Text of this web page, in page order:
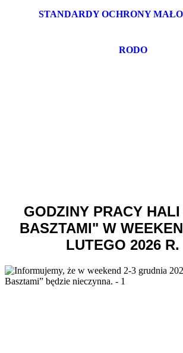
STANDARDY OCHRONY
RODO
GODZINY PRACY
BASZTAMI" W
LUTEGO 2026 R.